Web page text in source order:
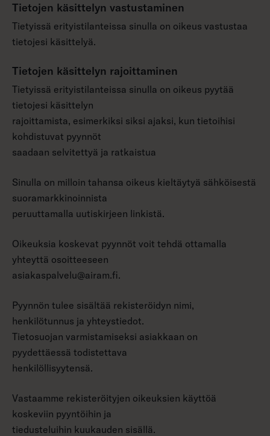
Tietojen käsittelyn vastustaminen
Tietyissä erityistilanteissa sinulla on oikeus vastustaa
tietojesi käsittelyä.
Tietojen käsittelyn rajoittaminen
Tietyissä erityistilanteissa sinulla on oikeus pyytää
tietojesi käsittelyn
rajoittamista, esimerkiksi siksi ajaksi, kun tietoihisi
kohdistuvat pyynnöt
saadaan selvitettyä ja ratkaistua
Sinulla on milloin tahansa oikeus kieltäytyä sähköisestä
suoramarkkinoinnista
peruuttamalla uutiskirjeen linkistä.
Oikeuksia koskevat pyynnöt voit tehdä ottamalla
yhteyttä osoitteeseen
asiakaspalvelu@airam.fi.
Pyynnön tulee sisältää rekisteröidyn nimi,
henkilötunnus ja yhteystiedot.
Tietosuojan varmistamiseksi asiakkaan on
pyydettäessä todistettava
henkilöllisyytensä.
Vastaamme rekisteröityjen oikeuksien käyttöä
koskeviin pyyntöihin ja
tiedusteluihin kuukauden sisällä.